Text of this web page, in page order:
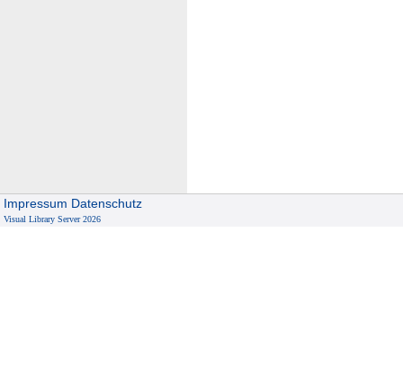
Impressum Datenschutz
Visual Library Server 2026